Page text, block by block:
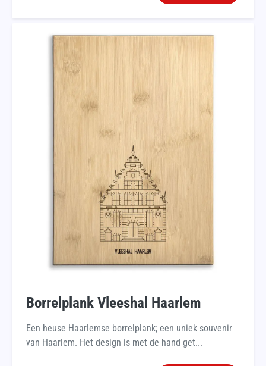
Borrelplank Vleeshal Haarlem
Een heuse Haarlemse borrelplank; een uniek souvenir
van Haarlem. Het design is met de hand get...